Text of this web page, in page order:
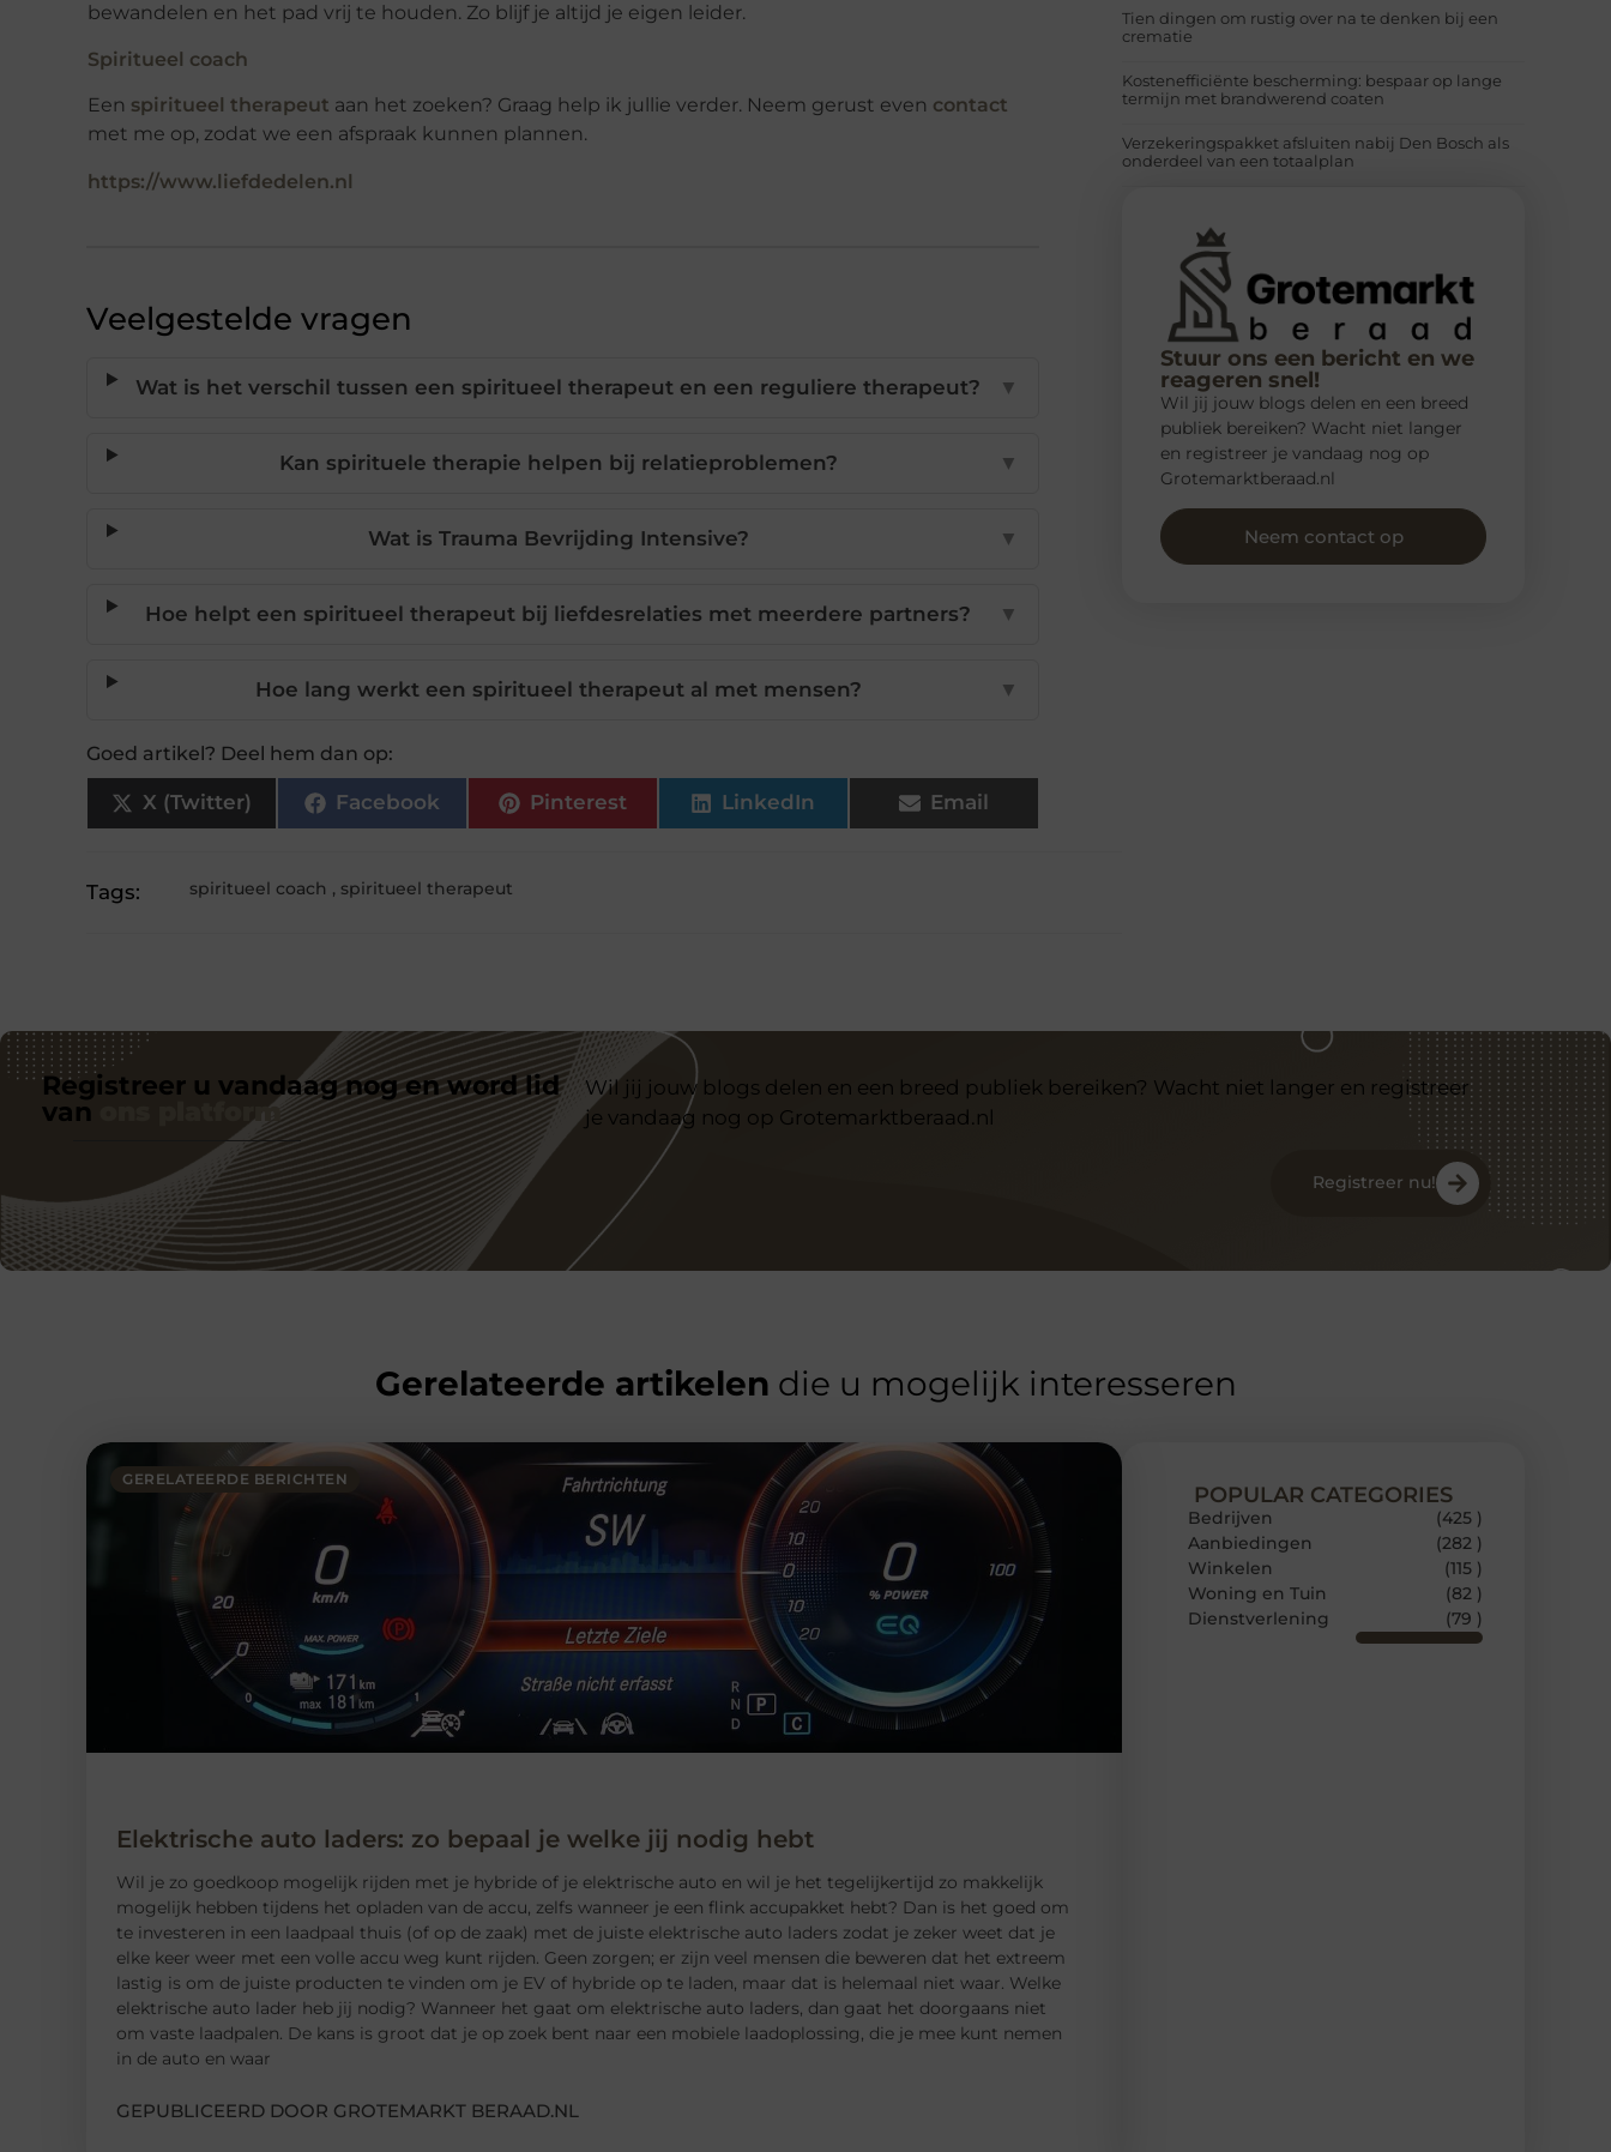
bewandelen en het pad vrij te houden. Zo blijf je altijd je eigen leider.
Spiritueel coach
Een spiritueel therapeut aan het zoeken? Graag help ik jullie verder. Neem gerust even contact
met me op, zodat we een afspraak kunnen plannen.
https://www.liefdedelen.nl
Veelgestelde vragen
Wat is het verschil tussen een spiritueel therapeut en een reguliere therapeut? ▼
Kan spirituele therapie helpen bij relatieproblemen? ▼
Wat is Trauma Bevrijding Intensive? ▼
Hoe helpt een spiritueel therapeut bij liefdesrelaties met meerdere partners? ▼
Hoe lang werkt een spiritueel therapeut al met mensen? ▼
Goed artikel? Deel hem dan op:
X (Twitter) Facebook Pinterest LinkedIn Email
Tags: spiritueel coach , spiritueel therapeut
Tien dingen om rustig over na te denken bij een
crematie
Kostenefficiënte bescherming: bespaar op lange
termijn met brandwerend coaten
Verzekeringspakket afsluiten nabij Den Bosch als
onderdeel van een totaalplan
Stuur ons een bericht en we
reageren snel!
Wil jij jouw blogs delen en een breed
publiek bereiken? Wacht niet langer
en registreer je vandaag nog op
Grotemarktberaad.nl
Neem contact op
Registreer u vandaag nog en word lid
van
ons platform
Wil jij jouw blogs delen en een breed publiek bereiken? Wacht niet langer en registreer
je vandaag nog op Grotemarktberaad.nl
Registreer nu!
Gerelateerde artikelen die u mogelijk interesseren
GERELATEERDE BERICHTEN
Elektrische auto laders: zo bepaal je welke jij nodig hebt
Wil je zo goedkoop mogelijk rijden met je hybride of je elektrische auto en wil je het tegelijkertijd zo makkelijk
mogelijk hebben tijdens het opladen van de accu, zelfs wanneer je een flink accupakket hebt? Dan is het goed om
te investeren in een laadpaal thuis (of op de zaak) met de juiste elektrische auto laders zodat je zeker weet dat je
elke keer weer met een volle accu weg kunt rijden. Geen zorgen; er zijn veel mensen die beweren dat het extreem
lastig is om de juiste producten te vinden om je EV of hybride op te laden, maar dat is helemaal niet waar. Welke
elektrische auto lader heb jij nodig? Wanneer het gaat om elektrische auto laders, dan gaat het doorgaans niet
om vaste laadpalen. De kans is groot dat je op zoek bent naar een mobiele laadoplossing, die je mee kunt nemen
in de auto en waar
GEPUBLICEERD DOOR GROTEMARKT BERAAD.NL
POPULAR CATEGORIES
Bedrijven
(425 )
Aanbiedingen
(282 )
Winkelen
(115 )
Woning en Tuin
(82 )
Dienstverlening
(79 )